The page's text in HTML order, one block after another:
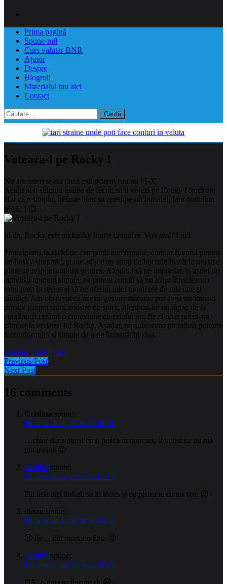
Prima pagină
Spune-mi!
Curs valutar BNR
Ajutor
Despre
Blogroll
Materialul tau aici
Contact
Caută
după:
Voteaza-l pe Rocky !
Nu am intereseaza daca esti ocupat sau nu ! [-X
Acum ai o singura treaba de facut, sa il votezi pe Rocky ! :rockon:
Hai ca e simplu, trebuie doar sa apesi pe un butonel, fara cont fara
nimic ! 😉
Si da, Rocky este un husky foarte dragalas. Voteaza-l ! :o3
Participarea la astfel de campanii neobișnuite, cum ar fi votul pentru
un husky simpatic, poate aduce un strop de bucurie în zilele noastre
pline de responsabilități și stres. Alegând să ne implicăm în astfel de
activități aparent simple, ne putem aminti să nu luăm întotdeauna
totul prea în serios și să ne oferim mici momente de relaxare și
zâmbet. Am observat că aceste gesturi mărunte pot avea un impact
pozitiv asupra stării noastre de spirit, oferindu-ne un răgaz de la
cotidian și creând o conexiune cu cei din jur, fie și doar printr-un
zâmbet la vederea lui Rocky. Așadar, nu subestima niciodată puterea
lucrurilor mici și simple de a ne îmbunătăți ziua.
concurs, husky, vot
Previous Post
Next Post
16 comments
Cristina spune:
18 noiembrie, 2008 la 18:31
…chiar daca am si eu o pisica in concurs, il votez ca nu ma
pot abtine 😡
Andrei spune:
18 noiembrie, 2008 la 18:33
Pai lasa aici linkul, sa iti indes si eu pisica ta cu un vot. 😉
diaan spune:
18 noiembrie, 2008 la 21:00
🙂 fie… dar numai o data 😛
Andrei spune:
18 noiembrie, 2008 la 21:02
DA, o data in fiecare zi. 😀